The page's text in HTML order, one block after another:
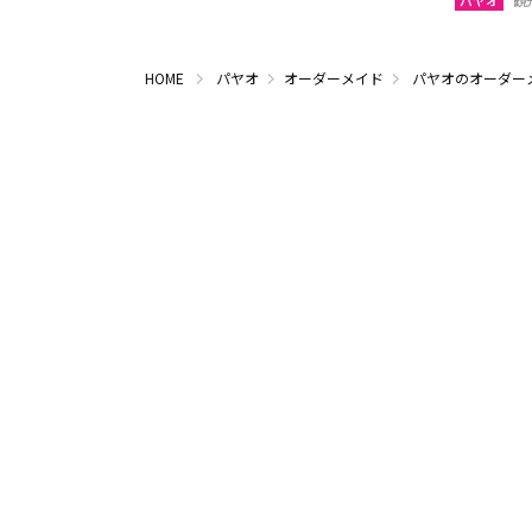
HOME パヤオ オーダーメイド パヤオのオーダ